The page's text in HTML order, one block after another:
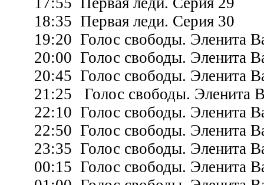
18:35 Первая леди. Серия 30
19:20 Голос свободы. Эленита
20:00 Голос свободы. Эленита
20:45 Голос свободы. Эленита
21:25 Голос свободы. Эленита
22:10 Голос свободы. Эленита
22:50 Голос свободы. Эленита
23:35 Голос свободы. Эленита
00:15 Голос свободы. Эленита